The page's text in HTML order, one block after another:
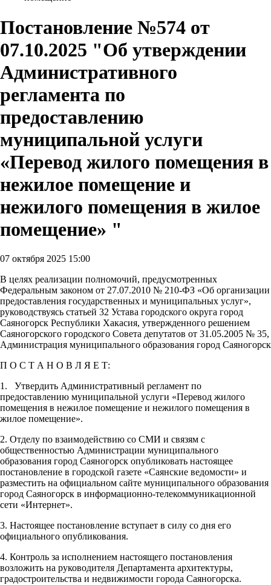
Постановление №574 от
07.10.2025 "Об утверждении
Административного
регламента по
предоставлению
муниципальной услуги
«Перевод жилого помещения в
нежилое помещение и
нежилого помещения в жилое
помещение» "
07 октября 2025 15:00
В целях реализации полномочий, предусмотренных
Федеральным законом от 27.07.2010 № 210-ФЗ «Об организации
предоставления государственных и муниципальных услуг»,
руководствуясь статьей 32 Устава городского округа город
Саяногорск Республики Хакасия, утвержденного решением
Саяногорского городского Совета депутатов от 31.05.2005 № 35,
Администрация муниципального образования город Саяногорск
П О С Т А Н О В Л Я Е Т:
1. Утвердить Административный регламент по
предоставлению муниципальной услуги «Перевод жилого
помещения в нежилое помещение и нежилого помещения в
жилое помещение».
2. Отделу по взаимодействию со СМИ и связям с
общественностью Администрации муниципального
образования город Саяногорск опубликовать настоящее
постановление в городской газете «Саянские ведомости» и
разместить на официальном сайте муниципального образования
город Саяногорск в информационно-телекоммуникационной
сети «Интернет».
3. Настоящее постановление вступает в силу со дня его
официального опубликования.
4. Контроль за исполнением настоящего постановления
возложить на руководителя Департамента архитектуры,
градостроительства и недвижимости города Саяногорска.